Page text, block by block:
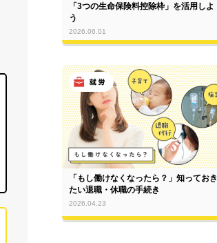
「3つの生命保険料控除枠」を活用しよ
う
2026.06.01
「もし働けなくなったら？」知っておき
たい退職・休職の手続き
2026.04.23